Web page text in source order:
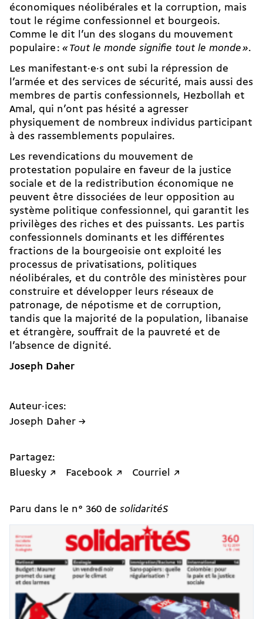
économiques néolibérales et la corruption, mais
tout le régime confessionnel et bourgeois.
Comme le dit l’un des slogans du mouvement
populaire : « Tout le monde signifie tout le monde ».
Les manifestant·e·s ont subi la répression de
l’armée et des services de sécurité, mais aussi des
membres de partis confessionnels, Hezbollah et
Amal, qui n’ont pas hésité a agresser
physiquement de nombreux individus participant
à des rassemblements populaires.
Les revendications du mouvement de
protestation populaire en faveur de la justice
sociale et de la redistribution économique ne
peuvent être dissociées de leur opposition au
système politique confessionnel, qui garantit les
privilèges des riches et des puissants. Les partis
confessionnels dominants et les différentes
fractions de la bourgeoisie ont exploité les
processus de privatisations, politiques
néolibérales, et du contrôle des ministères pour
construire et développer leurs réseaux de
patronage, de népotisme et de corruption,
tandis que la majorité de la population, libanaise
et étrangère, souffrait de la pauvreté et de
l’absence de dignité.
Joseph Daher
Auteur·ices:
Joseph Daher →
Partagez:
Bluesky ↗
Facebook ↗ Courriel ↗
Paru dans le n° 360 de solidaritéS